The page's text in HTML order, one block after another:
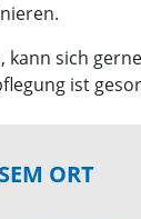
sich
ist
ORT